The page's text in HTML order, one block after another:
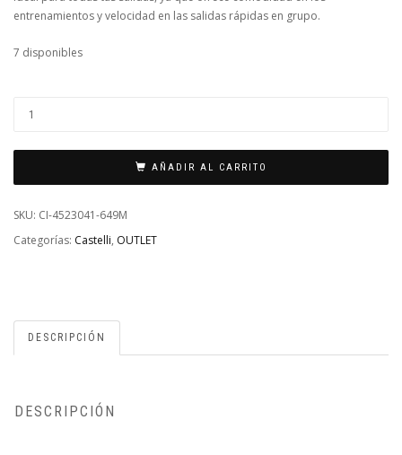
entrenamientos y velocidad en las salidas rápidas en grupo.
7 disponibles
JERSEY
MUJER
ROJO
PERSIAN
AÑADIR AL CARRITO
SKU: CI-4523041-649M
Categorías: Castelli, OUTLET
DESCRIPCIÓN
DESCRIPCIÓN